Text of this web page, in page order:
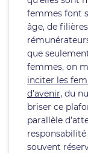
femmes font
âge, de
que
femmes, on
inciter les
d’avenir, du
briser ce
parallèle
souvent